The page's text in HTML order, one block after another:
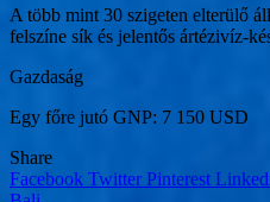
A több mint 30 szigeten elterülő
felszíne sík és jelentős ártézivíz-
Gazdaság
Egy főre jutó GNP: 7 150 USD
Share
Facebook Twitter Pinterest